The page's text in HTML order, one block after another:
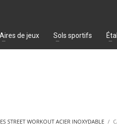
Aires de jeux Sols sportifs
STREET WORKOUT ACIER INOXYDABLE